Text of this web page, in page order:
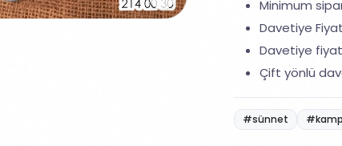
Minimum
Davetiye
Davetiye
Çift yönlü
#sünnet